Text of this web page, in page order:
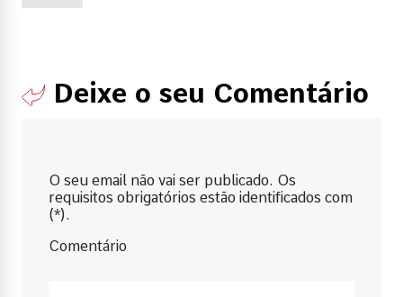
Deixe o seu Comentário
O seu email não vai ser publicado. Os
requisitos obrigatórios estão identificados com
(*).
Comentário